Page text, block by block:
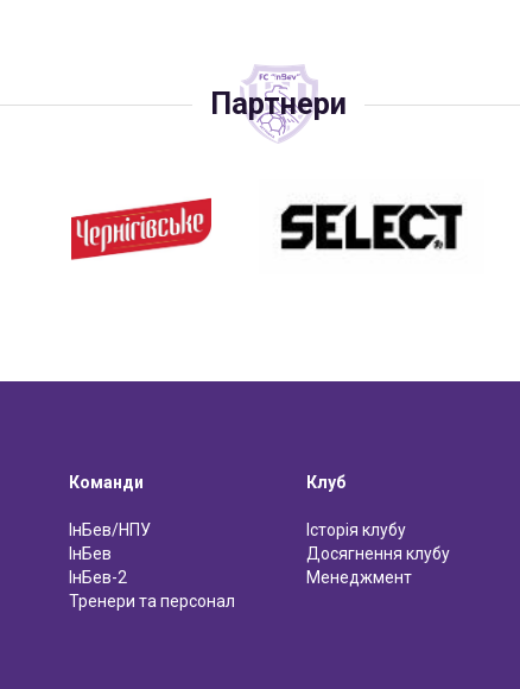
Партнери
Команди
ІнБев/НПУ
ІнБев
ІнБев-2
Тренери та персонал
Клуб
Історія клубу
Досягнення клубу
Менеджмент